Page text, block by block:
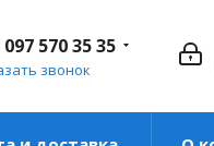
097 570 35 35
звонок